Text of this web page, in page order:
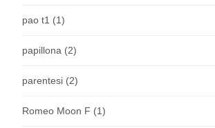
pao t1 (1)
papillona (2)
parentesi (2)
Romeo Moon F (1)